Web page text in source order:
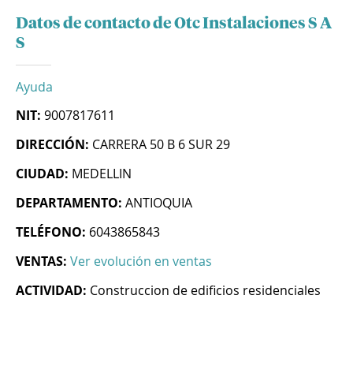
Datos de contacto de Otc Instalaciones S A
S
Ayuda
NIT: 9007817611
DIRECCIÓN: CARRERA 50 B 6 SUR 29
CIUDAD: MEDELLIN
DEPARTAMENTO: ANTIOQUIA
TELÉFONO: 6043865843
VENTAS: Ver evolución en ventas
ACTIVIDAD: Construccion de edificios residenciales